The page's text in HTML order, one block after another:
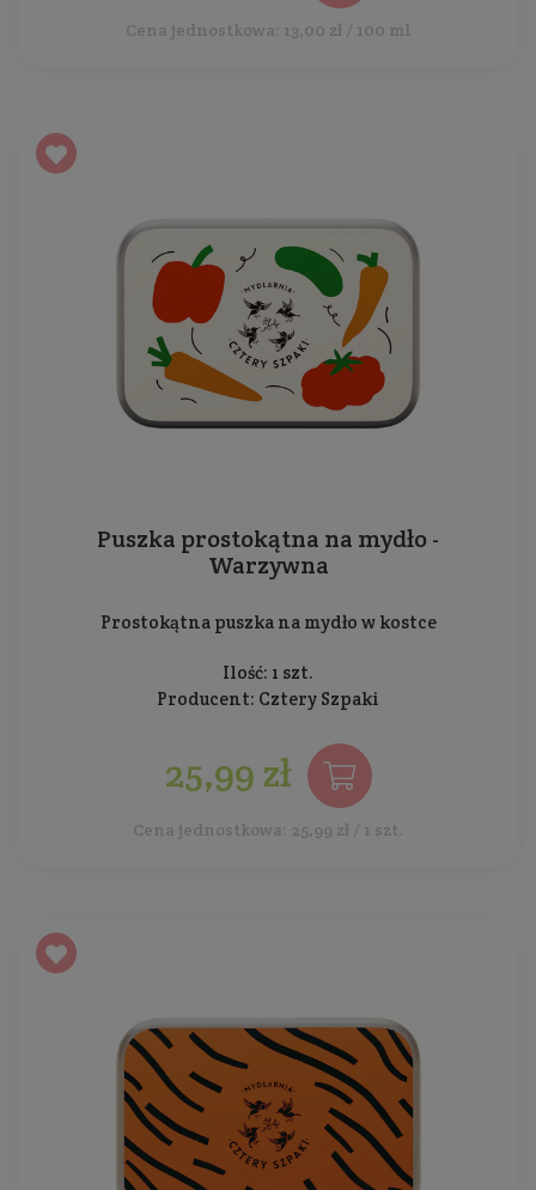
Cena jednostkowa: 13,00 zł / 100 ml
Puszka prostokątna na mydło -
Warzywna
Prostokątna puszka na mydło w kostce
Ilość: 1 szt.
Producent: Cztery Szpaki
25,99 zł
Cena jednostkowa: 25,99 zł / 1 szt.